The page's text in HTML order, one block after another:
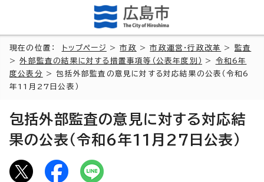
現在の位置： トップページ >市政 >市政運営・行政改革 > 監査
>外部監査の結果に対する措置事項等（公表年度別） > 令和6年
度公表分 > 包括外部監査の意見に対する対応結果の公表（令和6
年11月27日公表）
包括外部監査の意見に対する対応結
果の公表（令和6年11月27日公表）